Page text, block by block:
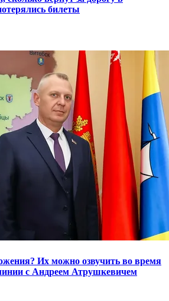
билеты
Их можно озвучить во время
с Андреем Атрушкевичем